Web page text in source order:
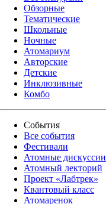
Обзорные
Тематические
Школьные
Ночные
Атомариум
Авторские
Детские
Инклюзивные
Комбо
События
Все события
Фестивали
Атомные дискуссии
Атомный лекторий
Проект «Лабтрек»
Квантовый класс
Атомаренок